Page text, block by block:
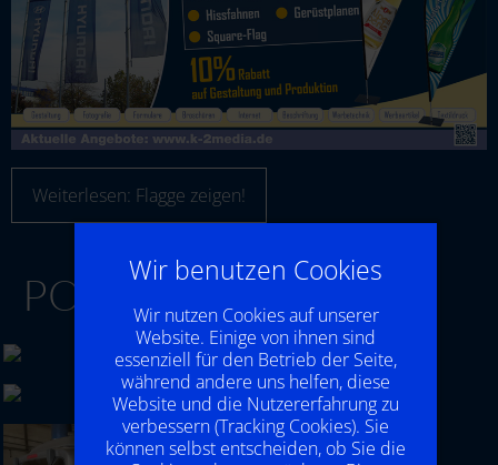
Weiterlesen: Flagge zeigen!
POJEKTE K-2MEDIA
Wir benutzen Cookies
Wir nutzen Cookies auf unserer
Website. Einige von ihnen sind
essenziell für den Betrieb der Seite,
während andere uns helfen, diese
Website und die Nutzererfahrung zu
verbessern (Tracking Cookies). Sie
können selbst entscheiden, ob Sie die